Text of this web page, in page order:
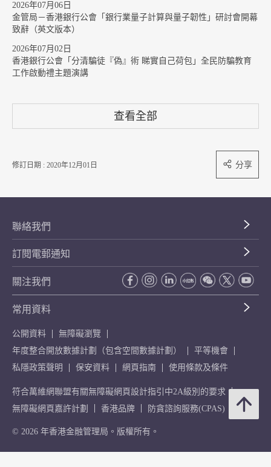
2026年07月06日
金管局－香港銀行公會「銀行業量子計算與量子韌性」研討會開幕
致辭（英文版本）
2026年07月02日
香港銀行公會「分清騙徒『偽』術 睇實自己荷包」全民防騙教育
工作啟動禮主題演講
查看全部
修訂日期 : 2020年12月01日 分享
聯絡我們
訂閱電郵通知
關注我們
常用資料
公開資料
無障礙瀏覽
年度整合開放數據計劃（包含空間數據計劃）
平等機會
私隱政策聲明
保安資料 網頁指南 使用條款及條件
符合萬維網聯盟有關無障礙網頁設計指引中2A級別的要求
無障礙網頁嘉許計劃
香港品牌 防貪諮詢服務(CPAS)
© 2026 年香港金融管理局。版權所有。